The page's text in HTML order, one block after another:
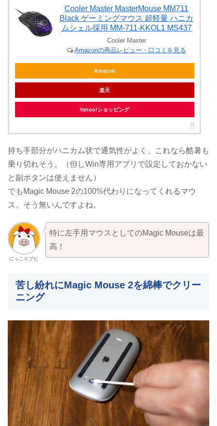
Cooler Master MasterMouse MM711
Black ゲーミングマウス 超軽量 ハニカ
ムシェル採用 MM-711-KKOL1 MS437
Cooler Master
Amazonの商品レビュー・口コミを見る
Amazon
楽天
Yahoo!ショッピング
持ち手部分がハニカム状で通気性がよく、これなら酷暑も
乗り切れそう。（但しWin専用アプリで設定しておかない
と副ボタンは使えません）
でもMagic Mouse 2の100%代わりになってくれるマウ
ス、そう無いんですよね。
にっこりブヒ
特に左手用マウスとしてのMagic Mouseは最
高！
苦し紛れにMagic Mouse 2を綿棒でクリー
ニング